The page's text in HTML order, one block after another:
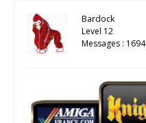
Bardock
Level 12
Messages : 1694